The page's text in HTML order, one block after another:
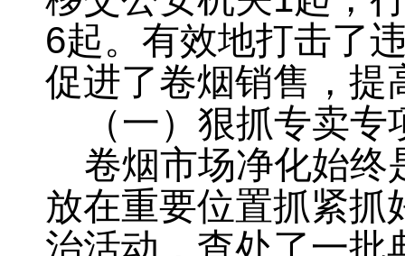
6起。 有效地打击了
促进了卷烟销售，提
（一）狠抓专卖专
卷烟市场净化始终
放在重要位置抓紧抓
治活动 ， 查处了一批